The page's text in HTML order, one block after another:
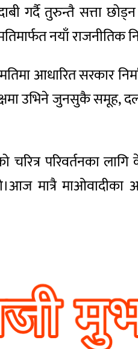
गर्दै तुरुन्तै सत्ता
नयाँ राजनीतिक
आधारित सरकार
उभिने जुनसुकै समूह,
चरित्र परिवर्तनका
मात्रै माओवादीका